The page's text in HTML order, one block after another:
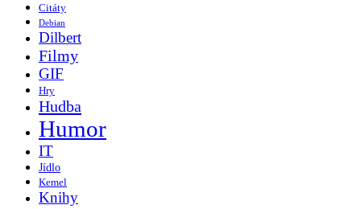
Citáty
Debian
Dilbert
Filmy
GIF
Hry
Hudba
Humor
IT
Jídlo
Kemel
Knihy